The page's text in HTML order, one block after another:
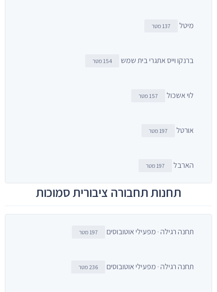
מיטל 137 מטר
ברנקו וייס אתגרי בית שמש 154 מטר
לוי אשכול 157 מטר
אורטל 197 מטר
הארבל 197 מטר
תחנות תחבורה ציבורית סמוכות
תחנה רגילה · מפעילי אוטובוסים 197 מטר
תחנה רגילה · מפעילי אוטובוסים 236 מטר